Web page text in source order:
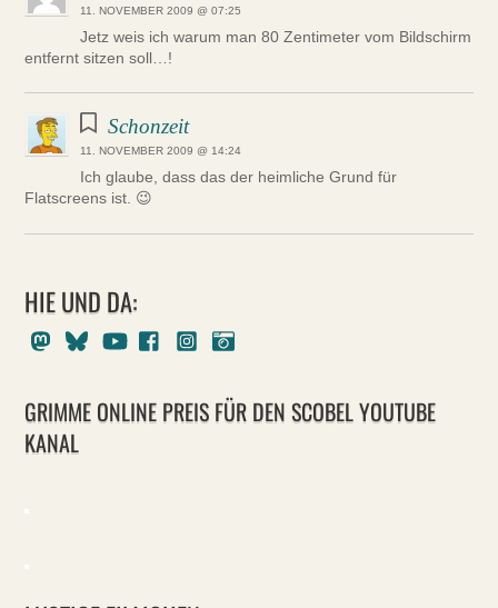
11. NOVEMBER 2009 @ 07:25
Jetz weis ich warum man 80 Zentimeter vom Bildschirm
entfernt sitzen soll…!
Schonzeit
11. NOVEMBER 2009 @ 14:24
Ich glaube, dass das der heimliche Grund für
Flatscreens ist. 😉
HIE UND DA:
MastodonBlueskyYoutubeFacebookInstagram
GRIMME ONLINE PREIS FÜR DEN SCOBEL YOUTUBE
KANAL